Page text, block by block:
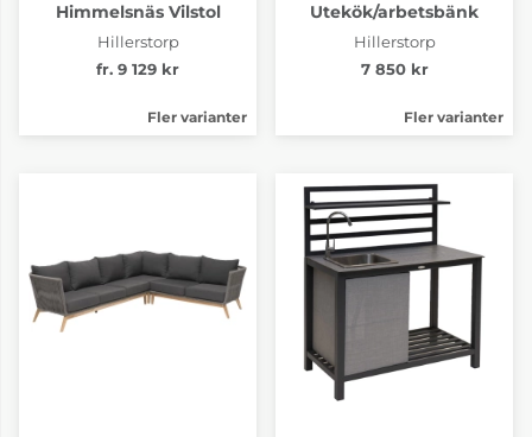
Himmelsnäs Vilstol
Hillerstorp
fr. 9 129 kr
Fler varianter
Utekök/arbetsbänk
Hillerstorp
7 850 kr
Fler varianter